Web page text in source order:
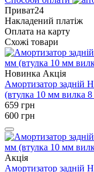
Приват24
Накладений платіж
Оплата на карту
Схожі товари
Новинка Акція
Амортизатор задній
(втулка 10 мм вилка
659 грн
600 грн
Акція
Амортизатор задній